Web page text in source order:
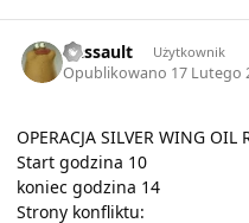
Dassault Użytkownik
Opublikowano 17 Lutego
OPERACJA SILVER WING OIL
Start godzina 10
koniec godzina 14
Strony konfliktu: